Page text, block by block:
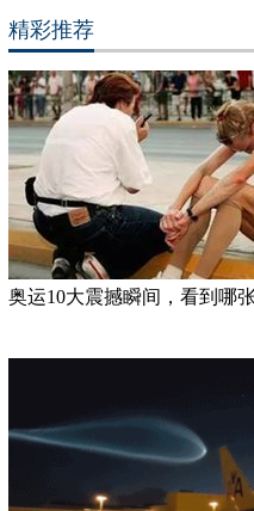
精彩推荐
奥运10大震撼瞬间，看到哪